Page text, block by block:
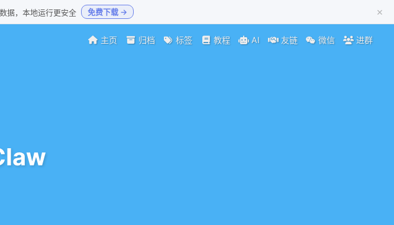
据，本地运行更安全 免费下载 → ×
主页 归档 标签 教程 AI 友链 微信 进群